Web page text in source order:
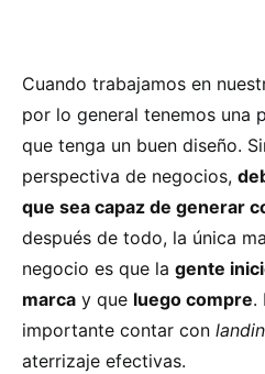
Cuando trabajamos en
por lo general tenemos una
que tenga un buen diseño.
perspectiva de negocios,
que sea capaz de generar
después de todo, la única
negocio es que la gente
marca y que luego compre.
importante contar con
aterrizaje efectivas.